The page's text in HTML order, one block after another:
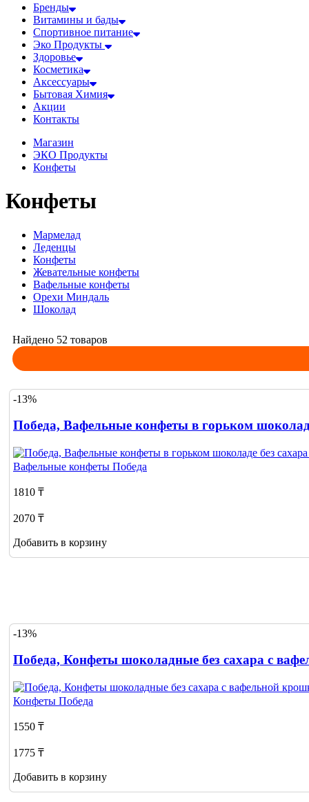
Бренды
Витамины и бады
Спортивное питание
Эко Продукты
Здоровье
Косметика
Аксессуары
Бытовая Химия
Акции
Контакты
Магазин
ЭКО Продукты
Конфеты
Конфеты
Мармелад
Леденцы
Конфеты
Жевательные конфеты
Вафельные конфеты
Орехи Миндаль
Шоколад
Найдено 52 товаров
-13%
Победа, Вафельные конфеты в горьком
Вафельные конфеты Победа
1810 ₸
2070 ₸
Добавить в корзину
-13%
Победа, Конфеты шоколадные без сахара с
Конфеты Победа
1550 ₸
1775 ₸
Добавить в корзину